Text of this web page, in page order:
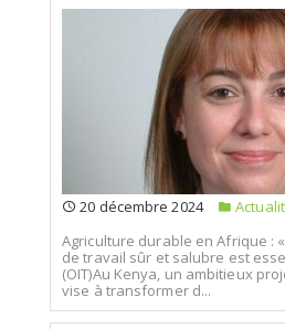
20 décembre 2024
Agriculture durable en Afrique :
de travail sûr et salubre est
(OIT)Au Kenya, un ambitieux
vise à transformer d...